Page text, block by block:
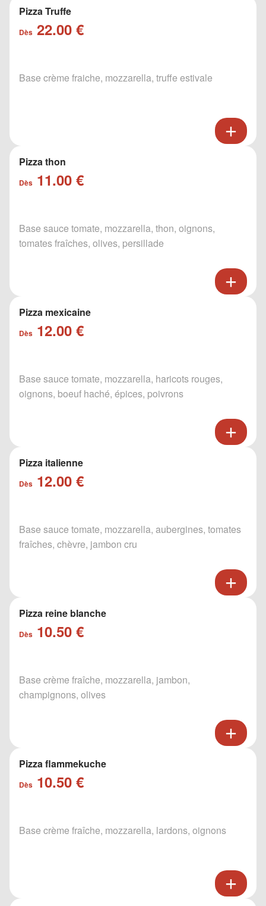
Pizza Truffe
Dès 22.00 €
Base crème fraiche, mozzarella, truffe estivale
Pizza thon
Dès 11.00 €
Base sauce tomate, mozzarella, thon, oignons,
tomates fraîches, olives, persillade
Pizza mexicaine
Dès 12.00 €
Base sauce tomate, mozzarella, haricots rouges,
oignons, boeuf haché, épices, poivrons
Pizza italienne
Dès 12.00 €
Base sauce tomate, mozzarella, aubergines, tomates
fraîches, chèvre, jambon cru
Pizza reine blanche
Dès 10.50 €
Base crème fraîche, mozzarella, jambon,
champignons, olives
Pizza flammekuche
Dès 10.50 €
Base crème fraîche, mozzarella, lardons, oignons